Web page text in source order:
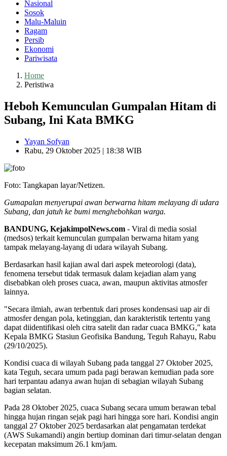
Nasional
Sosok
Malu-Maluin
Ragam
Persib
Ekonomi
Pariwisata
Home
Peristiwa
Heboh Kemunculan Gumpalan Hitam di
Subang, Ini Kata BMKG
Yayan Sofyan
Rabu, 29 Oktober 2025 | 18:38 WIB
Foto: Tangkapan layar/Netizen.
Gumapalan menyerupai awan berwarna hitam melayang di udara
Subang, dan jatuh ke bumi menghebohkan warga.
BANDUNG, KejakimpolNews.com - Viral di media sosial
(medsos) terkait kemunculan gumpalan berwarna hitam yang
tampak melayang-layang di udara wilayah Subang.
Berdasarkan hasil kajian awal dari aspek meteorologi (data),
fenomena tersebut tidak termasuk dalam kejadian alam yang
disebabkan oleh proses cuaca, awan, maupun aktivitas atmosfer
lainnya.
"Secara ilmiah, awan terbentuk dari proses kondensasi uap air di
atmosfer dengan pola, ketinggian, dan karakteristik tertentu yang
dapat diidentifikasi oleh citra satelit dan radar cuaca BMKG," kata
Kepala BMKG Stasiun Geofisika Bandung, Teguh Rahayu, Rabu
(29/10/2025).
Kondisi cuaca di wilayah Subang pada tanggal 27 Oktober 2025,
kata Teguh, secara umum pada pagi berawan kemudian pada sore
hari terpantau adanya awan hujan di sebagian wilayah Subang
bagian selatan.
Pada 28 Oktober 2025, cuaca Subang secara umum berawan tebal
hingga hujan ringan sejak pagi hari hingga sore hari. Kondisi angin
tanggal 27 Oktober 2025 berdasarkan alat pengamatan terdekat
(AWS Sukamandi) angin bertiup dominan dari timur-selatan dengan
kecepatan maksimum 26.1 km/jam.